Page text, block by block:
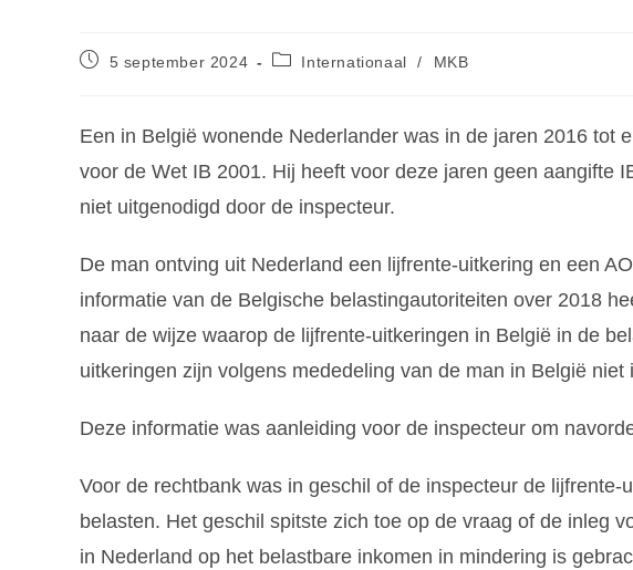
5 september 2024 Internationaal / MKB
Een in België wonende Nederlander was in de jaren 2016 tot
voor de Wet IB 2001. Hij heeft voor deze jaren geen aangifte
niet uitgenodigd door de inspecteur.
De man ontving uit Nederland een lijfrente-uitkering en een
informatie van de Belgische belastingautoriteiten over 2018
naar de wijze waarop de lijfrente-uitkeringen in België in de
uitkeringen zijn volgens mededeling van de man in België
Deze informatie was aanleiding voor de inspecteur om
Voor de rechtbank was in geschil of de inspecteur de
belasten. Het geschil spitste zich toe op de vraag of de inleg
in Nederland op het belastbare inkomen in mindering is